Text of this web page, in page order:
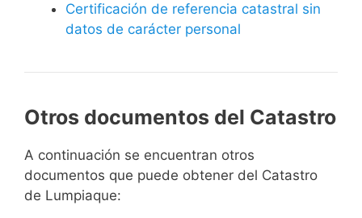
Certificación de referencia catastral sin
datos de carácter personal
Otros documentos del Catastro
A continuación se encuentran otros
documentos que puede obtener del Catastro
de Lumpiaque: